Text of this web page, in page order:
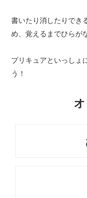
書いたり消したりでき
め、覚えるまでひらが
プリキュアといっしょ
う！